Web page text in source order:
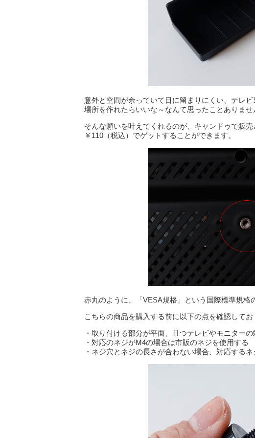
意外と空間が余っていて目に留まりにくい、テレ
場所を作れたらいいな～なんて思ったことありませ
そんな願いを叶えてくれるのが、キャンドゥで販
￥110（税込）でゲットすることができます。
赤丸のように、「VESA規格」という国際標準規格
こちらの商品を購入する前に以下の点を確認して
・取り付ける部分が平面、且つテレビやモニター
・対応のネジがM4の場合は市販のネジを使用する
・ネジ穴とネジの長さが合わない場合、対応する